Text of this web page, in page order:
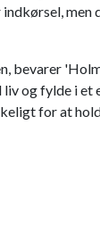
bevarer
og fylde i
for at